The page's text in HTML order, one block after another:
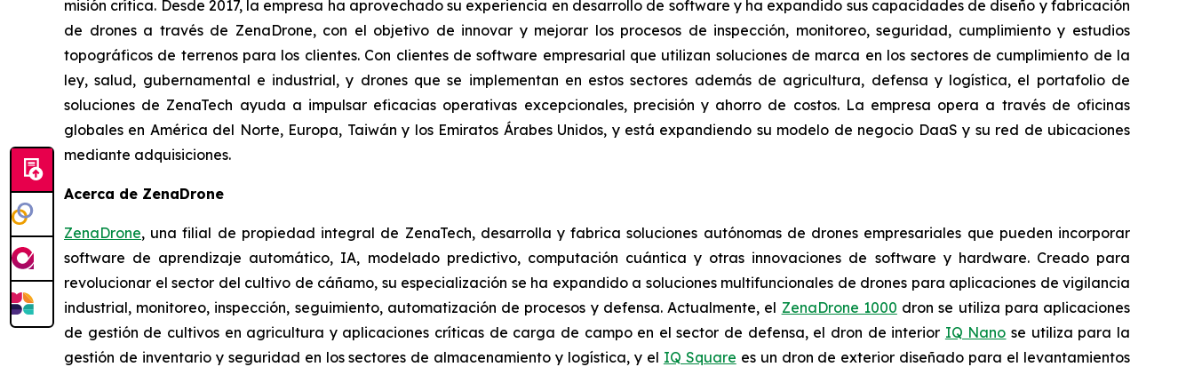
misión crítica. Desde 2017, la empresa ha aprovechado su experiencia en desarrollo de software y ha expandido sus capacidades de diseño y fabricación
de drones a través de ZenaDrone, con el objetivo de innovar y mejorar los procesos de inspección, monitoreo, seguridad, cumplimiento y estudios
topográficos de terrenos para los clientes. Con clientes de software empresarial que utilizan soluciones de marca en los sectores de cumplimiento de la
ley, salud, gubernamental e industrial, y drones que se implementan en estos sectores además de agricultura, defensa y logística, el portafolio de
soluciones de ZenaTech ayuda a impulsar eficacias operativas excepcionales, precisión y ahorro de costos. La empresa opera a través de oficinas
globales en América del Norte, Europa, Taiwán y los Emiratos Árabes Unidos, y está expandiendo su modelo de negocio DaaS y su red de ubicaciones
mediante adquisiciones.
Acerca de ZenaDrone
ZenaDrone, una filial de propiedad integral de ZenaTech, desarrolla y fabrica soluciones autónomas de drones empresariales que pueden incorporar
software de aprendizaje automático, IA, modelado predictivo, computación cuántica y otras innovaciones de software y hardware. Creado para
revolucionar el sector del cultivo de cáñamo, su especialización se ha expandido a soluciones multifuncionales de drones para aplicaciones de vigilancia
industrial, monitoreo, inspección, seguimiento, automatización de procesos y defensa. Actualmente, el ZenaDrone 1000 dron se utiliza para aplicaciones
de gestión de cultivos en agricultura y aplicaciones críticas de carga de campo en el sector de defensa, el dron de interior IQ Nano se utiliza para la
gestión de inventario y seguridad en los sectores de almacenamiento y logística, y el IQ Square es un dron de exterior diseñado para el levantamientos